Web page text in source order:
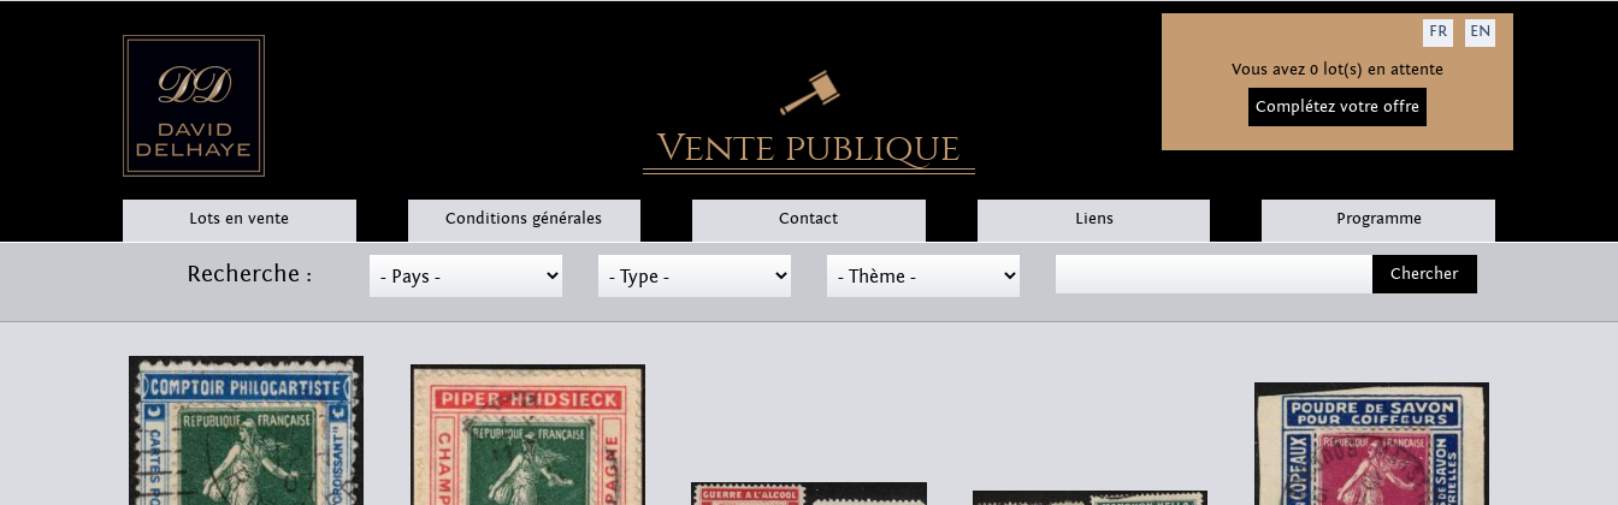
Vente publique
FR
EN
Vous avez 0 lot(s) en attente
Complétez votre offre
Lots en vente Conditions générales Contact Liens Programme
Recherche :